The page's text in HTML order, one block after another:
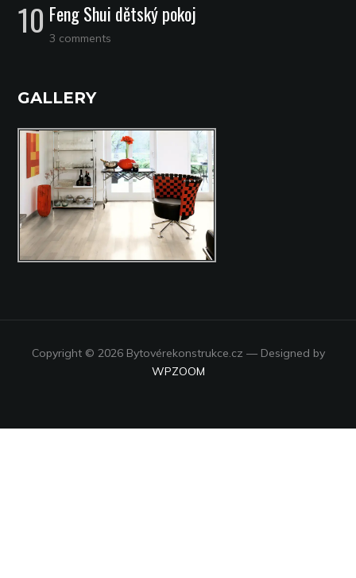
Feng Shui dětský pokoj
3 comments
GALLERY
Copyright © 2026 Bytovérekonstrukce.cz — Designed by
WPZOOM